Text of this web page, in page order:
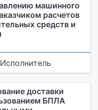
машинного
расчетов
средств и
Исполнитель
доставки
БПЛА